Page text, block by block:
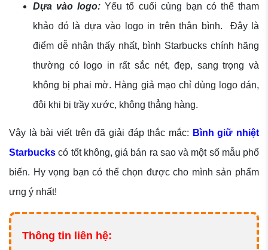
Dựa vào logo: Yếu tố cuối cùng bạn có thể tham
khảo đó là dựa vào logo in trên thân bình. Đây là
điểm dễ nhận thấy nhất, bình Starbucks chính hãng
thường có logo in rất sắc nét, đẹp, sang trọng và
không bị phai mờ. Hàng giả mạo chỉ dùng logo dán,
đôi khi bị trầy xước, không thẳng hàng.
Vậy là bài viết trên đã giải đáp thắc mắc: Bình giữ nhiệt
Starbucks có tốt không, giá bán ra sao và một số mẫu phổ
biến. Hy vọng bạn có thể chọn được cho mình sản phẩm
ưng ý nhất!
Thông tin liên hệ: